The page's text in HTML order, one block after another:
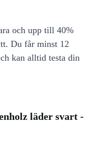
och upp till 40%
Du får minst 12
kan alltid testa din
läder svart -